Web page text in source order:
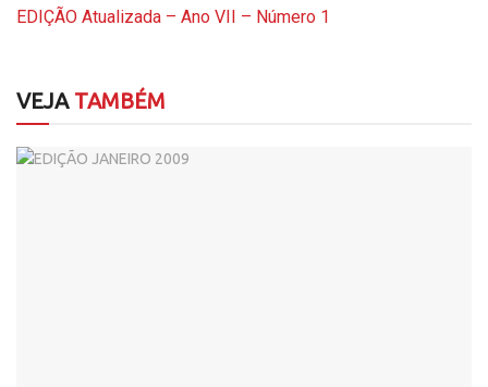
EDIÇÃO Atualizada – Ano VII – Número 1
VEJATAMBÉM